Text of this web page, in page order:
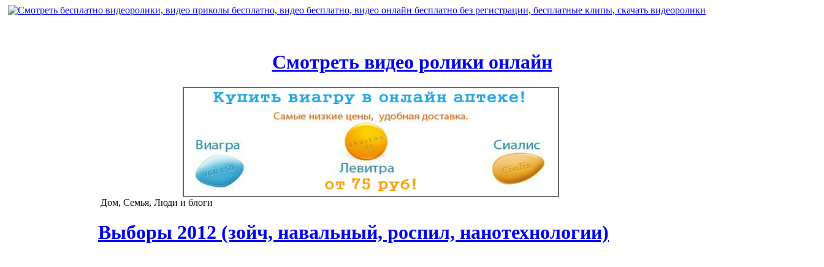
Смотреть видео ролики онлайн
Дом, Семья, Люди и блоги
Выборы 2012 (зойч, навальный, роспил, нанотехнологии)